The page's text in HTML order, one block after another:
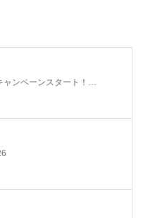
ンペーンスタート！…